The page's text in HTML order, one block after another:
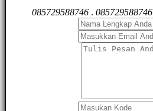
085729588746 . 085729588746